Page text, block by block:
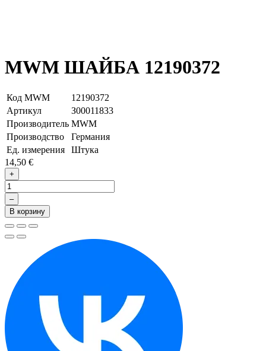
MWM ШАЙБА 12190372
Код MWM
12190372
Артикул
З00011833
Производитель MWM
Производство
Германия
Ед. измерения
Штука
14,50 €
+
–
В корзину